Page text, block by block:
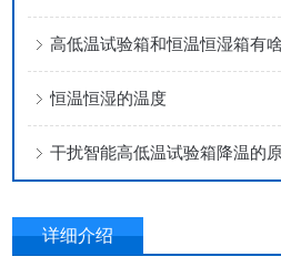
高低温试验箱和恒温恒湿箱有
恒温恒湿的温度
干扰智能高低温试验箱降温的
详细介绍